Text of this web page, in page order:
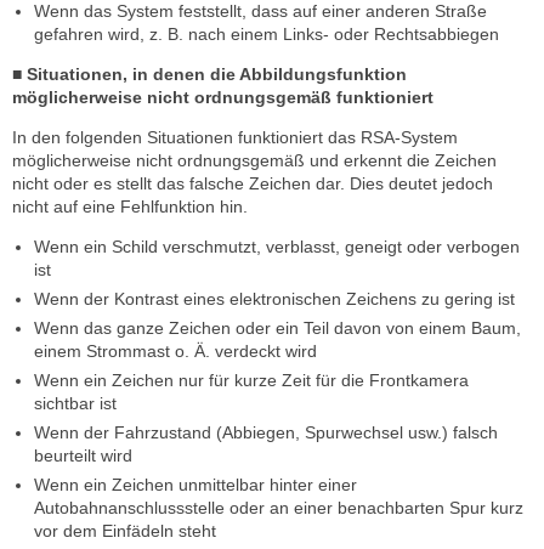
Wenn das System feststellt, dass auf einer anderen Straße
gefahren wird, z. B. nach einem Links- oder Rechtsabbiegen
■ Situationen, in denen die Abbildungsfunktion
möglicherweise nicht ordnungsgemäß funktioniert
In den folgenden Situationen funktioniert das RSA-System
möglicherweise nicht ordnungsgemäß und erkennt die Zeichen
nicht oder es stellt das falsche Zeichen dar. Dies deutet jedoch
nicht auf eine Fehlfunktion hin.
Wenn ein Schild verschmutzt, verblasst, geneigt oder verbogen
ist
Wenn der Kontrast eines elektronischen Zeichens zu gering ist
Wenn das ganze Zeichen oder ein Teil davon von einem Baum,
einem Strommast o. Ä. verdeckt wird
Wenn ein Zeichen nur für kurze Zeit für die Frontkamera
sichtbar ist
Wenn der Fahrzustand (Abbiegen, Spurwechsel usw.) falsch
beurteilt wird
Wenn ein Zeichen unmittelbar hinter einer
Autobahnanschlussstelle oder an einer benachbarten Spur kurz
vor dem Einfädeln steht